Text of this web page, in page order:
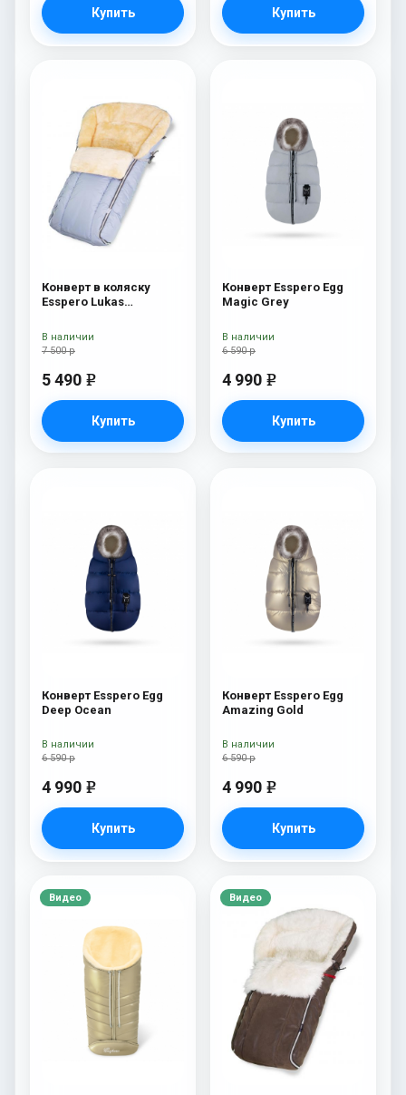
Купить Купить
Конверт в коляску
Esspero Lukas
шерсть) Blue Mountain
7 500 р
5 490 e
Купить
В наличии
Конверт Esspero Egg
Magic Grey
6 590 р
4 990 e
Купить
В наличии
Конверт Esspero Egg
Deep Ocean
6 590 р
4 990 e
Купить
В наличии
Конверт Esspero Egg
Amazing Gold
6 590 р
4 990 e
Купить
В наличии
Видео Видео